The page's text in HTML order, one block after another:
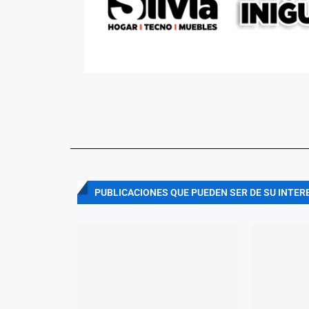
PUBLICACIONES QUE PUEDEN SER DE SU